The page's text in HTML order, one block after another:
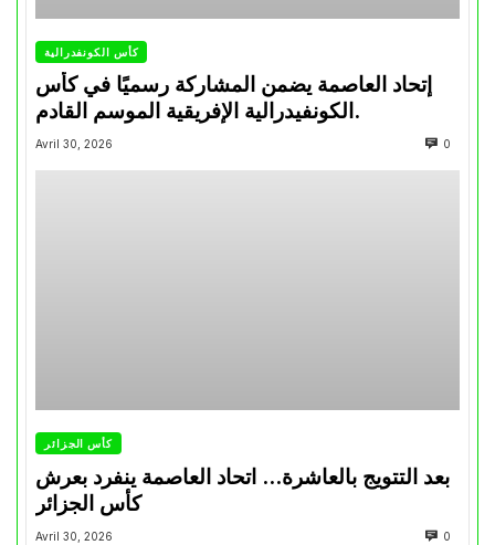
كأس الكونفدرالية
إتحاد العاصمة يضمن المشاركة رسميًا في كأس
الكونفيدرالية الإفريقية الموسم القادم.
Avril 30, 2026 0
كأس الجزائر
بعد التتويج بالعاشرة… اتحاد العاصمة ينفرد بعرش
كأس الجزائر
Avril 30, 2026 0